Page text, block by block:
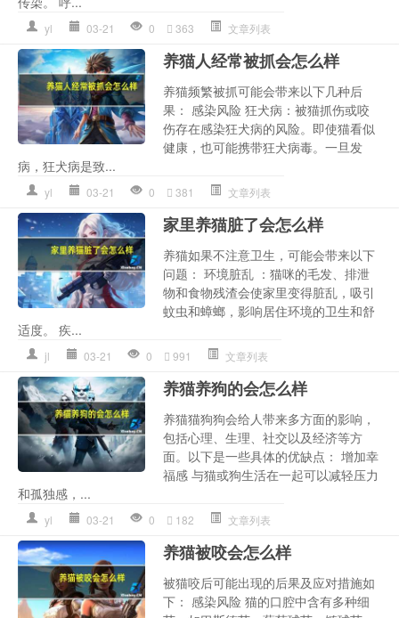
yl 03-21 0 363 文章列表
养猫人经常被抓会怎么样
养猫频繁被抓可能会带来以下几种后
果： 感染风险 狂犬病：被猫抓伤或咬
伤存在感染狂犬病的风险。即使猫看似
健康，也可能携带狂犬病毒。一旦发
病，狂犬病是致...
yl 03-21 0 381 文章列表
家里养猫脏了会怎么样
养猫如果不注意卫生，可能会带来以下
问题： 环境脏乱 ：猫咪的毛发、排泄
物和食物残渣会使家里变得脏乱，吸引
蚊虫和蟑螂，影响居住环境的卫生和舒
适度。 疾...
jl 03-21 0 991 文章列表
养猫养狗的会怎么样
养猫猫狗狗会给人带来多方面的影响，
包括心理、生理、社交以及经济等方
面。以下是一些具体的优缺点： 增加幸
福感 与猫或狗生活在一起可以减轻压力
和孤独感，...
yl 03-21 0 182 文章列表
养猫被咬会怎么样
被猫咬后可能出现的后果及应对措施如
下： 感染风险 猫的口腔中含有多种细